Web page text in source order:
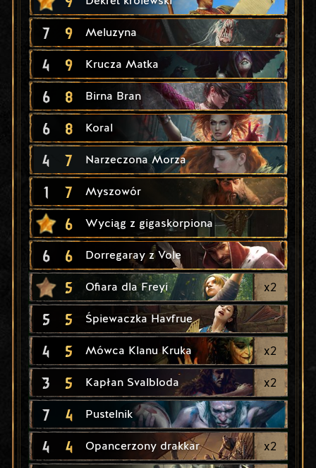
7 9 Meluzyna
4 9 Krucza Matka
6 8 Birna Bran
6 8 Koral
4 7 Narzeczona Morza
1 7 Myszowór
6 Wyciąg z gigaskorpiona
6 6 Dorregaray z Vole
5 Ofiara dla Freyi x2
5 5 Śpiewaczka Havfrue
4 5 Mówca Klanu Kruka x2
3 5 Kapłan Svalbloda x2
7 4 Pustelnik
4 4 Opancerzony drakkar x2